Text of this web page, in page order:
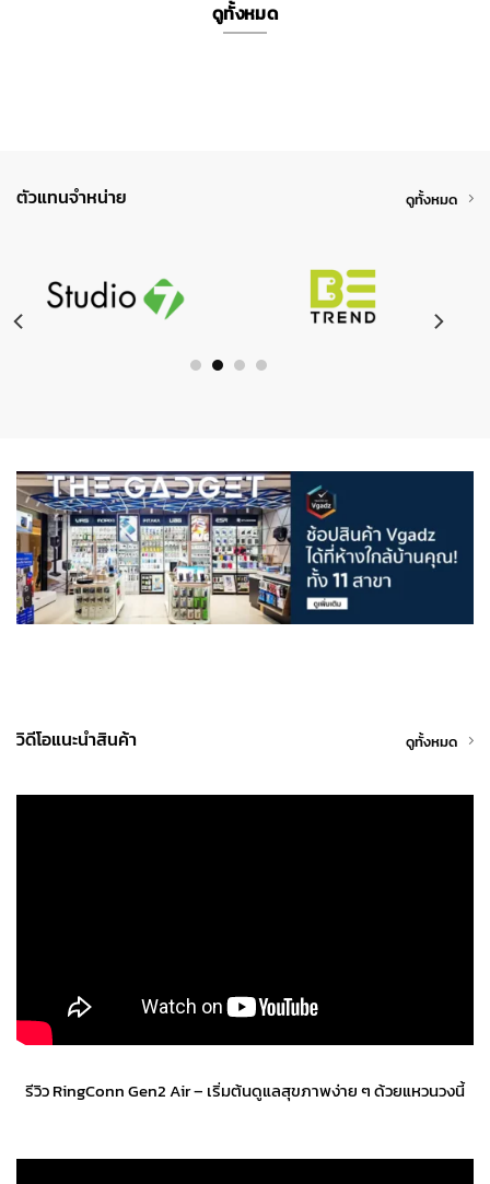
ดูทั้งหมด
ตัวแทนจำหน่าย ดูทั้งหมด
วิดีโอแนะนำสินค้า ดูทั้งหมด
รีวิว RingConn Gen2 Air – เริ่มต้นดูแลสุขภาพง่าย ๆ ด้วยแหวนวงนี้